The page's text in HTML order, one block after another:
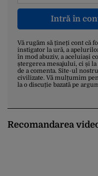
Intră în
Vă rugăm să țineți cont că
instigator la ură, a
în mod abuziv, a aceluiași
ștergerea mesajului, ci și
de a comenta. Site-ul
civilizate. Vă mulțumim
la o discuție bazată pe
Recomandarea